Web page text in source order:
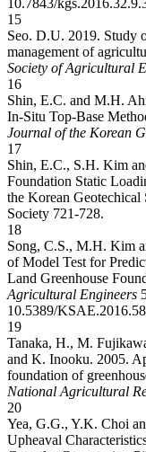
10.7843/
15
Seo. D.U. 2019. Study
management of
Society of Agricultural
16
Shin, E.C. and M.H.
In-Situ Top-Base
Journal of the Korean
17
Shin, E.C., S.H. Kim
Foundation Static
the Korean Geotechical
Society 721-728.
18
Song, C.S., M.H. Kim
of Model Test for
Land Greenhouse
Agricultural Engineers
10.5389/
19
Tanaka, H., M.
and K. Inooku. 2005.
foundation of
National Agricultural
20
Yea, G.G., Y.K. Choi
Upheaval